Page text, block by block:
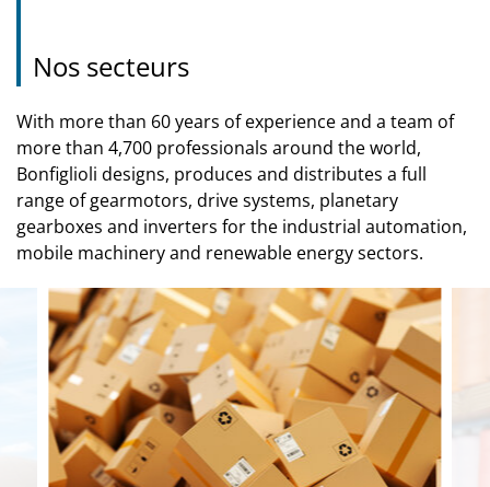
Nos secteurs
With more than 60 years of experience and a team of
more than 4,700 professionals around the world,
Bonfiglioli designs, produces and distributes a full
range of gearmotors, drive systems, planetary
gearboxes and inverters for the industrial automation,
mobile machinery and renewable energy sectors.